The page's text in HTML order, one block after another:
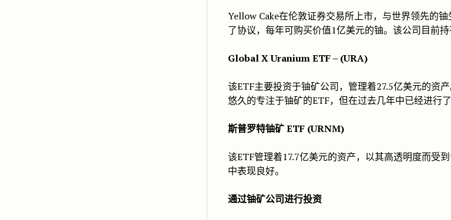
Yellow Cake在伦敦证券交易所上市，与世界领先的
了协议，每年可购买价值1亿美元的铀。该公司目前持
Global X Uranium ETF – (URA)
该ETF主要投资于铀矿公司，管理着27.5亿美元的资
悠久的专注于铀矿的ETF，但在过去几年中已经进行
斯普罗特铀矿 ETF (URNM)
该ETF管理着17.7亿美元的资产，以其高透明度而受
中表现良好。
通过铀矿公司进行投资